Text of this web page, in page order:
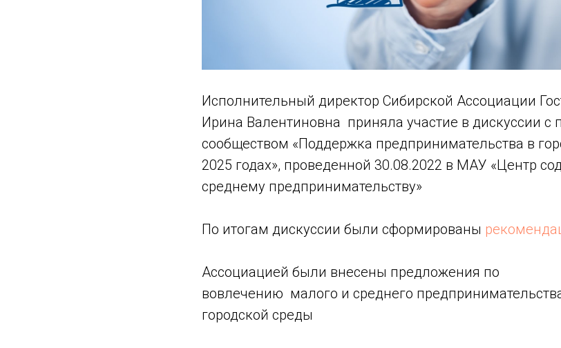
Исполнительный директор Сибирской Ассоциации
Ирина Валентиновна приняла участие в дискуссии с
сообществом «Поддержка предпринимательства в
2025 годах», проведенной 30.08.2022 в МАУ «Центр
среднему предпринимательству»
По итогам дискуссии были сформированы
Ассоциацией были внесены предложения по
вовлечению малого и среднего
городской среды